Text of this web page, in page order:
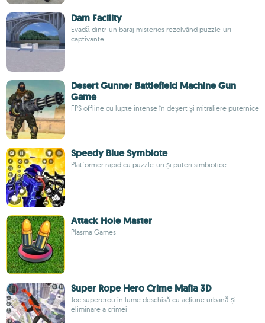
Dam Facility
Evadă dintr-un baraj misterios rezolvând puzzle-uri
captivante
Desert Gunner Battlefield Machine Gun
Game
FPS offline cu lupte intense în deșert și mitraliere puternice
Speedy Blue Symbiote
Platformer rapid cu puzzle-uri și puteri simbiotice
Attack Hole Master
Plasma Games
Super Rope Hero Crime Mafia 3D
Joc supererou în lume deschisă cu acțiune urbană și
eliminare a crimei